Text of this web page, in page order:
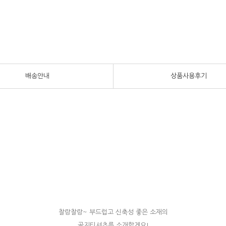
배송안내 상품사용후기
찰랑찰랑~ 부드럽고 신축성 좋은 소재의